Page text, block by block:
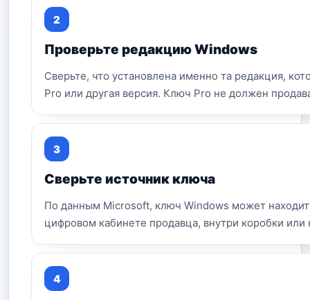
Проверьте редакцию Windows
Сверьте, что установлена именно та редакция,
Pro или другая версия. Ключ Pro не должен
Сверьте источник ключа
По данным Microsoft, ключ Windows может
цифровом кабинете продавца, внутри коробки или